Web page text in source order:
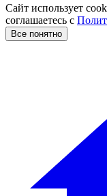
Сайт использует
соглашаетесь c
Все понятно